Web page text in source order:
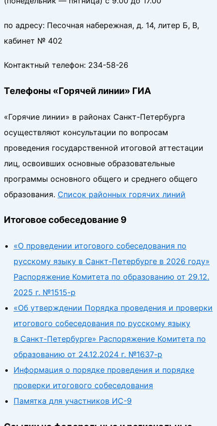
по адресу: Песочная набережная, д. 14, литер Б, В,
кабинет № 402
Контактный телефон: 234-58-26
Телефоны «Горячей линии» ГИА
«Горячие линии» в районах Санкт-Петербурга
осуществляют консультации по вопросам
проведения государственной итоговой аттестации
лиц, освоивших основные образовательные
программы основного общего и среднего общего
образования. Список районных горячих линий
Итоговое собеседование 9
«О проведении итогового собеседования по
русскому языку в Санкт-Петербурге в 2026 году»
Распоряжение Комитета по образованию от 29.12.
2025 г. №1515-р
«Об утверждении Порядка проведения и проверки
итогового собеседования по русскому языку
в Санкт-Петербурге» Распоряжение Комитета по
образованию от 24.12.2024 г. №1637-р
Информация о порядке проведения и порядке
проверки итогового собеседования
Памятка для участников ИС-9